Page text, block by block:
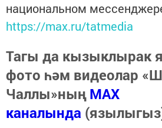
национальном
https://max.ru/tatmedia
Тагы да кызыклырак
фото һәм видеолар
Чаллы»ныңMAX
каналында